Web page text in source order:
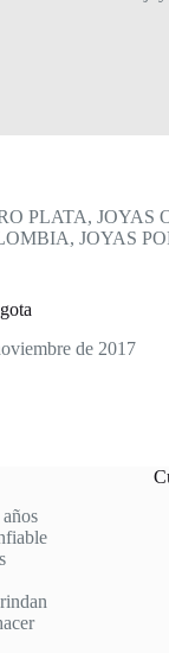
PLATA, JOYAS
, JOYAS
de 2017